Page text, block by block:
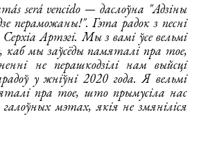
será vencido — даслоўна "Адзіны
пераможаны!". Гэта радок з песні
Артэгі. Мы з вамі ўсе вельмі
каб мы заўсёды памяталі пра тое,
не перашкодзілі нам выйсці
у жніўні 2020 года. Я вельмі
пра тое, што прымусіла нас
мэтах, якія не змяніліся